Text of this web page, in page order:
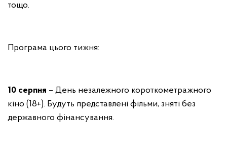
тощо.
Програма цього тижня:
10 серпня – День незалежного короткометражного
кіно (18+). Будуть представлені фільми, зняті без
державного фінансування.